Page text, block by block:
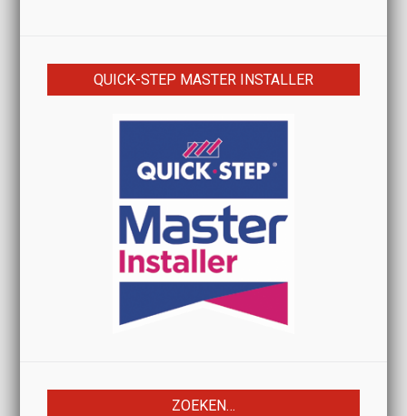
QUICK-STEP MASTER INSTALLER
ZOEKEN…